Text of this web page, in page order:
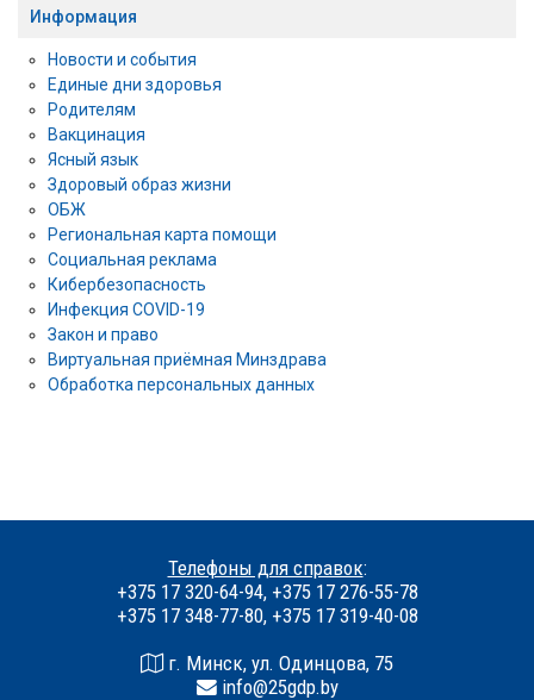
Информация
Новости и события
Единые дни здоровья
Родителям
Вакцинация
Ясный язык
Здоровый образ жизни
ОБЖ
Региональная карта помощи
Социальная реклама
Кибербезопасность
Инфекция COVID-19
Закон и право
Виртуальная приёмная Минздрава
Обработка персональных данных
Телефоны для справок:
+375 17 320-64-94, +375 17 276-55-78
+375 17 348-77-80, +375 17 319-40-08
г. Минск, ул. Одинцова, 75
info@25gdp.by